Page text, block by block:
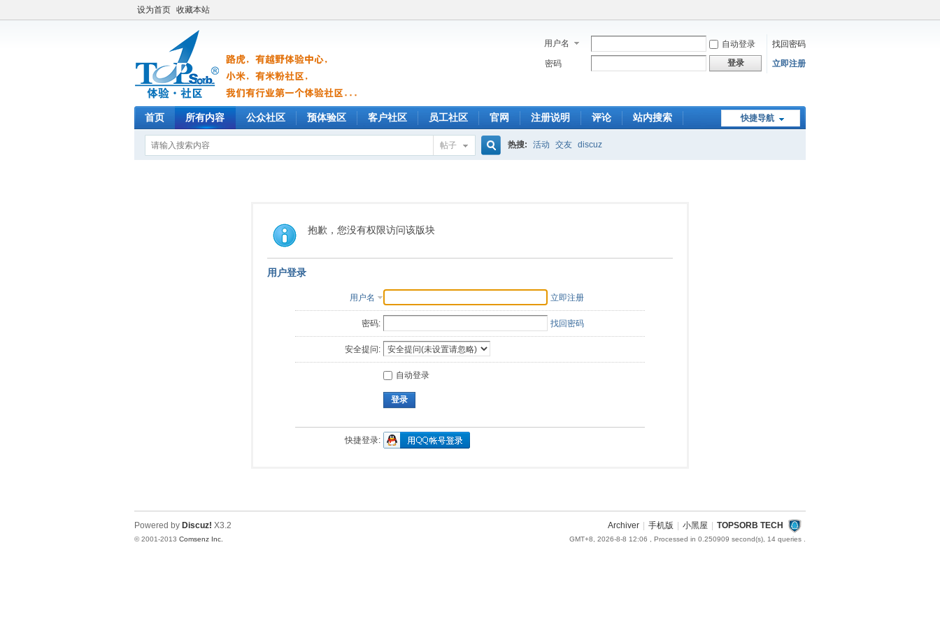
设为首页 收藏本站
用户名 自动登录
找回密码
密码
登录 立即注册
快捷导航
首页 所有内容 公众社区 预体验区 客户社区 员工社区 官网 注册说明 评论
站内搜索
帖子 热搜: 活动 交友 discuz
抱歉，您没有权限访问该版块
用户登录
用户名 立即注册
密码: 找回密码
安全提问:
自动登录
登录
快捷登录:
Archiver 手机版 小黑屋 TOPSORB TECH
GMT+8, 2026-8-8 12:06 , Processed in 0.250909 second(s), 14 queries .
Powered by Discuz! X3.2
© 2001-2013 Comsenz Inc.